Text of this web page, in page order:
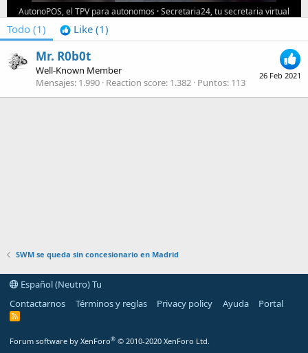
AutonoPOS, el TPV para autonomos ·Secretaria24, tu secretaria virtual
Todo (1) Like (1)
26 Feb 2021
Mr. R0b0t
Well-Known Member
Mensajes 1.990 Reaction score 1.382 Puntos 113
SWM se queda sin concesionario en Madrid
Español (Neutro) Tu
Contactarnos
Términos y reglas Privacy policy Ayuda Portal
R
Forum software by XenForo® © 2010-2020 XenForo Ltd.